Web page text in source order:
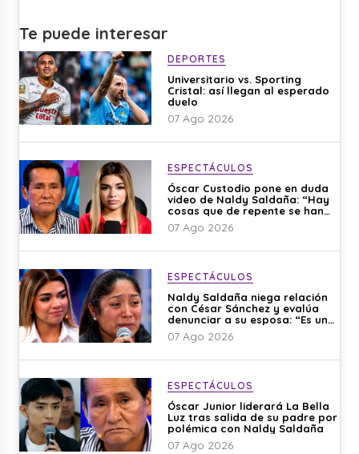
Te puede interesar
DEPORTES
Universitario vs. Sporting
Cristal: así llegan al esperado
duelo
07 Ago 2026
ESPECTÁCULOS
Óscar Custodio pone en duda
video de Naldy Saldaña: “Hay
cosas que de repente se han
editado”
07 Ago 2026
ESPECTÁCULOS
Naldy Saldaña niega relación
con César Sánchez y evalúa
denunciar a su esposa: “Es una
difamación”
07 Ago 2026
ESPECTÁCULOS
Óscar Junior liderará La Bella
Luz tras salida de su padre por
polémica con Naldy Saldaña
07 Ago 2026